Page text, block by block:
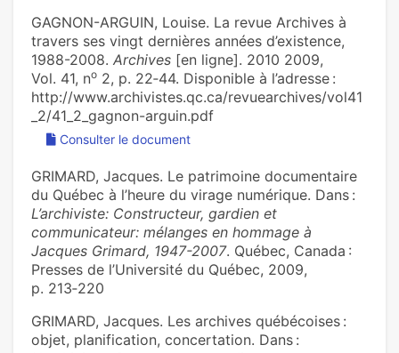
GAGNON-ARGUIN, Louise. La revue Archives à
travers ses vingt dernières années d’existence,
1988-2008. Archives [en ligne]. 2010 2009,
Vol. 41, no 2, p. 22‑44. Disponible à l’adresse :
http://www.archivistes.qc.ca/revuearchives/vol41
_2/41_2_gagnon-arguin.pdf
Consulter le document
GRIMARD, Jacques. Le patrimoine documentaire
du Québec à l’heure du virage numérique. Dans :
L’archiviste: Constructeur, gardien et
communicateur: mélanges en hommage à
Jacques Grimard, 1947-2007. Québec, Canada :
Presses de l’Université du Québec, 2009,
p. 213‑220
GRIMARD, Jacques. Les archives québécoises :
objet, planification, concertation. Dans :